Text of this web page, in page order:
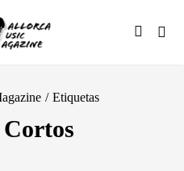
/ Etiquetas